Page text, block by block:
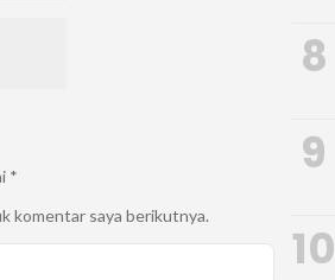
*
komentar saya berikutnya.
8
9
10